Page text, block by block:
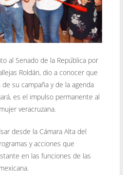
al Senado de la República por
Roldán, dio a conocer que
su campaña y de la agenda
es el impulso permanente al
veracruzana.
desde la Cámara Alta del
y acciones que
en las funciones de las